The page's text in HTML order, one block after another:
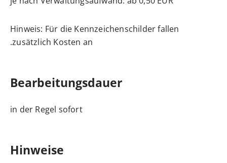
Hinweis: Für die Kennzeichenschilder fallen
zusätzlich Kosten an.
Bearbeitungsdauer
in der Regel sofort
Hinweise